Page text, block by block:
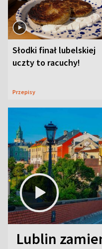
Słodki finał lubelskiej
uczty to racuchy!
Przepisy
Lublin